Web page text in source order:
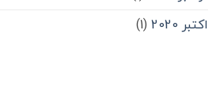
اکتبر 2020
(1)